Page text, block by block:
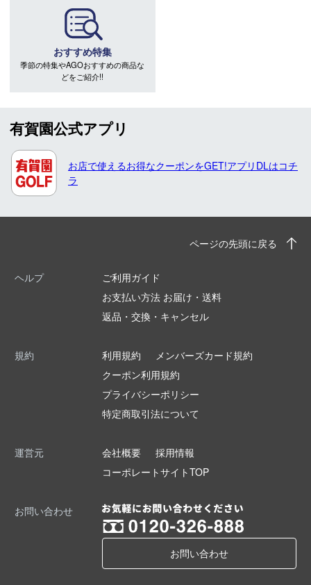
おすすめ特集
季節の特集やAGOおすすめの商品な
どをご紹介!!
有賀園公式アプリ
お店で使えるお得なクーポンをGET!アプリDLはコチ
ラ
ページの先頭に戻る
ヘルプ
ご利用ガイド
お支払い方法 お届け・送料
返品・交換・キャンセル
規約 利用規約
メンバーズカード規約
クーポン利用規約
プライバシーポリシー
特定商取引法について
運営元 会社概要
採用情報
コーポレートサイトTOP
お問い合わせ
お問い合わせ